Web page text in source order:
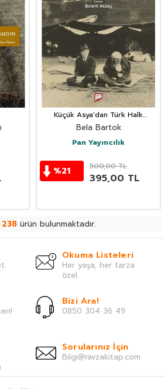
Küçük Asya'dan Türk Halk
Musıkisi
Bela Bartok
Pan Yayıncılık
%21 500,00TL
395,00 TL
238ürün bulunmaktadır.
Okuma Listeleri
Her yaşa, her tarza
özel.
Bizi Ara!
0850 304 36 49
Sorularınız İçin
Bilgi@ravzakitap.com